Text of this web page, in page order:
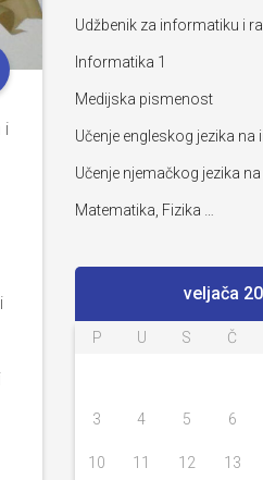
i
Udžbenik za informatiku i
Informatika 1
Medijska pismenost
Učenje engleskog jezika na
Učenje njemačkog jezika
Matematika, Fizika …
veljača
P U S Č
3 4 5 6
10 11 12 13